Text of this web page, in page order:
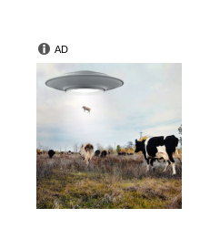
AD